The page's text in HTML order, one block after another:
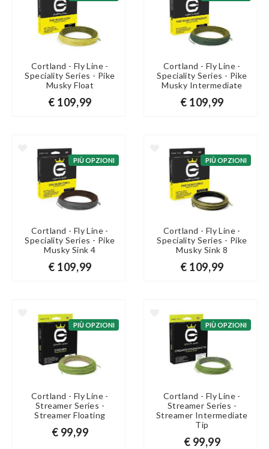
Cortland - Fly Line -
Speciality Series - Pike
Musky Float
€ 109,99
Cortland - Fly Line -
Speciality Series - Pike
Musky Intermediate
€ 109,99
PIÙ OPZIONI
Cortland - Fly Line -
Speciality Series - Pike
Musky Sink 4
€ 109,99
PIÙ OPZIONI
Cortland - Fly Line -
Speciality Series - Pike
Musky Sink 8
€ 109,99
PIÙ OPZIONI
Cortland - Fly Line -
Streamer Series -
Streamer Floating
€ 99,99
PIÙ OPZIONI
Cortland - Fly Line -
Streamer Series -
Streamer Intermediate
Tip
€ 99,99